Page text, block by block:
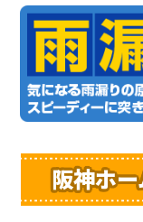
阪神ホ